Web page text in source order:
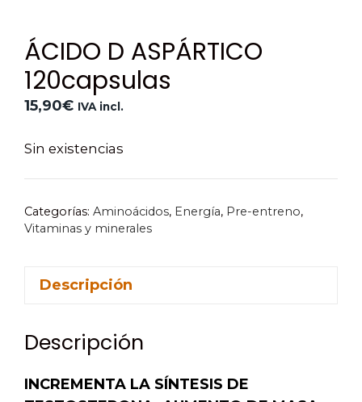
ÁCIDO D ASPÁRTICO
120capsulas
15,90€ IVA incl.
Sin existencias
Categorías: Aminoácidos, Energía, Pre-entreno,
Vitaminas y minerales
Descripción
Descripción
INCREMENTA LA SÍNTESIS DE